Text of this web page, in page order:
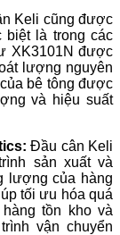
Keli cũng được
biệt là trong các
XK3101N được
lượng nguyên
bê tông được
và hiệu suất
Đầu cân Keli
sản xuất và
lượng của hàng
tối ưu hóa quá
tồn kho và
vận chuyển